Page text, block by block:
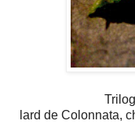
lard de Colonnata,